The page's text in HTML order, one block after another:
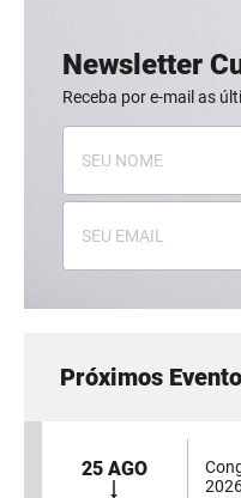
Newsletter
Receba por e-mail as
Próximos
25 AGO